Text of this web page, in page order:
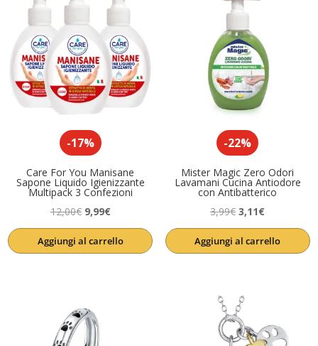
-17%
Care For You Manisane
Sapone Liquido Igienizzante
Multipack 3 Confezioni
12,00€ Il
prezzo
originale
9,99€Il
prezzo
attuale
Aggiungi al carrello
-22%
Mister Magic Zero Odori
Lavamani Cucina Antiodore
con Antibatterico
3,99€ Il
prezzo
originale
3,11€Il
prezzo
attuale
Aggiungi al carrello